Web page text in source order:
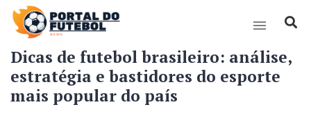
Dicas de futebol brasileiro: análise,
estratégia e bastidores do esporte
mais popular do país